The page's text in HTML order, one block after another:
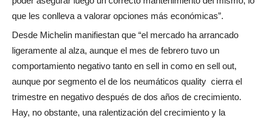
que les conlleva a valorar opciones más económicas”.
Desde Michelin manifiestan que “el mercado ha arrancado
ligeramente al alza, aunque el mes de febrero tuvo un
comportamiento negativo tanto en sell in como en sell out,
aunque por segmento el de los neumáticos quality cierra el
trimestre en negativo después de dos años de crecimiento.
Hay, no obstante, una ralentización del crecimiento y la